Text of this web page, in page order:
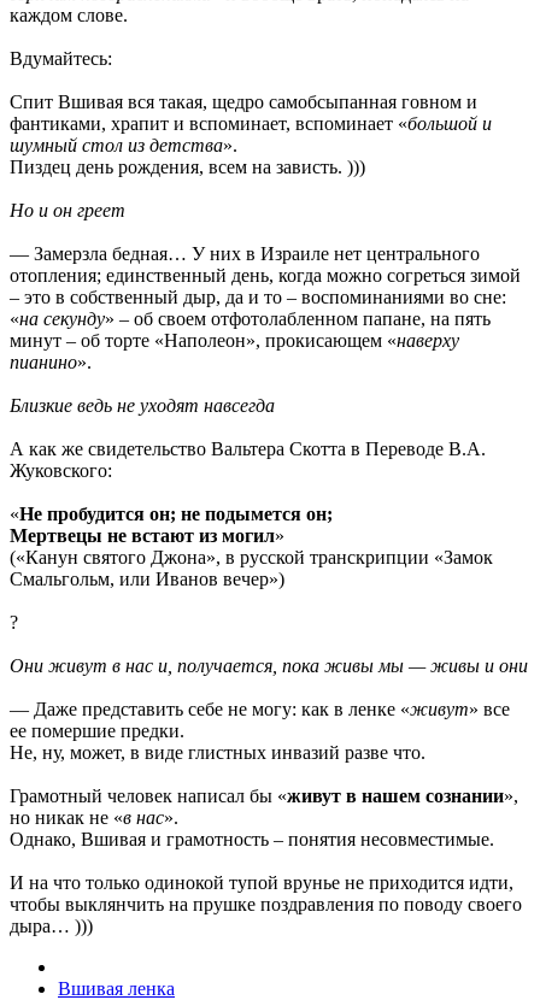
каждом слове.
Вдумайтесь:
Спит Вшивая вся такая, щедро самобсыпанная говном и
фантиками, храпит и вспоминает, вспоминает «большой и
шумный стол из детства».
Пиздец день рождения, всем на зависть. )))
Но и он греет
— Замерзла бедная… У них в Израиле нет центрального
отопления; единственный день, когда можно согреться зимой
– это в собственный дыр, да и то – воспоминаниями во сне:
«на секунду» – об своем отфотолабленном папане, на пять
минут – об торте «Наполеон», прокисающем «наверху
пианино».
Близкие ведь не уходят навсегда
А как же свидетельство Вальтера Скотта в Переводе В.А.
Жуковского:
«Не пробудится он; не подымется он;
Мертвецы не встают из могил»
(«Канун святого Джона», в русской транскрипции «Замок
Смальгольм, или Иванов вечер»)
?
Они живут в нас и, получается, пока живы мы — живы и они
— Даже представить себе не могу: как в ленке «живут» все
ее помершие предки.
Не, ну, может, в виде глистных инвазий разве что.
Грамотный человек написал бы «живут в нашем сознании»,
но никак не «в нас».
Однако, Вшивая и грамотность – понятия несовместимые.
И на что только одинокой тупой врунье не приходится идти,
чтобы выклянчить на прушке поздравления по поводу своего
дыра… )))
Вшивая ленка